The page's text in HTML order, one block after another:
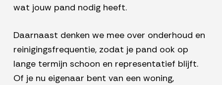
wat jouw pand nodig heeft.
Daarnaast denken we mee over onderhoud en
reinigingsfrequentie, zodat je pand ook op
lange termijn schoon en representatief blijft.
Of je nu eigenaar bent van een woning,